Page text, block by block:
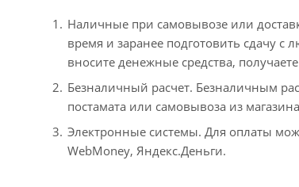
Наличные при самовывозе или
время и заранее подготовить сдачу
вносите денежные средства,
Безналичный расчет. Безналичным
постамата или самовывоза из
Электронные системы. Для оплаты
WebMoney, Яндекс.Деньги.